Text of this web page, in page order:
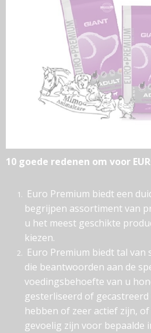
10 goede redenen om voor
Euro Premium biedt een
begrijpen assortiment van
u het meest geschikte
kiezen.
Euro Premium biedt tal van
die beantwoorden aan de
voedingsbehoefte van u
gesterliseerd of
hebben of zeer actief zijn,
gevoelig zijn voor bepaalde